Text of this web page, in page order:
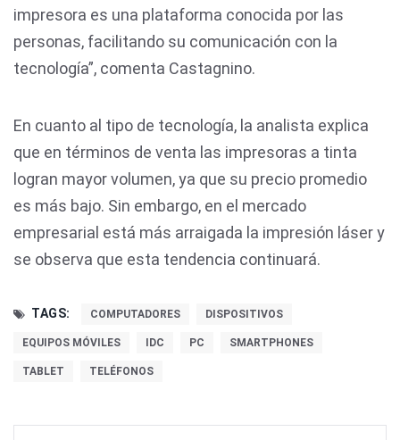
impresora es una plataforma conocida por las
personas, facilitando su comunicación con la
tecnología”, comenta Castagnino.
En cuanto al tipo de tecnología, la analista explica
que en términos de venta las impresoras a tinta
logran mayor volumen, ya que su precio promedio
es más bajo. Sin embargo, en el mercado
empresarial está más arraigada la impresión láser y
se observa que esta tendencia continuará.
TAGS: COMPUTADORES DISPOSITIVOS
EQUIPOS MÓVILES IDC PC SMARTPHONES
TABLET TELÉFONOS